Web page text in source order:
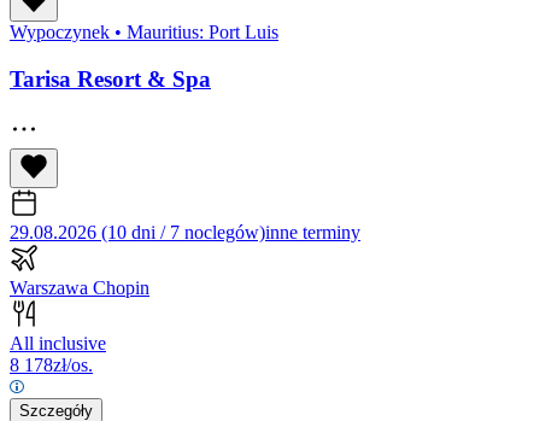
Wypoczynek • Mauritius: Port Luis
Tarisa Resort & Spa
29.08.2026 (10 dni / 7 noclegów)inne terminy
Warszawa Chopin
All inclusive
8 178zł/os.
Szczegóły